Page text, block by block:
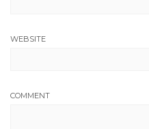
WEBSITE
COMMENT